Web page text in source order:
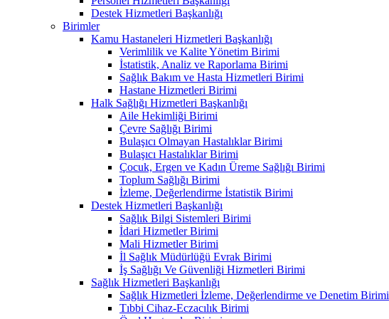
Destek Hizmetleri Başkanlığı
Birimler
Kamu Hastaneleri Hizmetleri Başkanlığı
Verimlilik ve Kalite Yönetim Birimi
İstatistik, Analiz ve Raporlama Birimi
Sağlık Bakım ve Hasta Hizmetleri Birimi
Hastane Hizmetleri Birimi
Halk Sağlığı Hizmetleri Başkanlığı
Aile Hekimliği Birimi
Çevre Sağlığı Birimi
Bulaşıcı Olmayan Hastalıklar Birimi
Bulaşıcı Hastalıklar Birimi
Çocuk, Ergen ve Kadın Üreme Sağlığı Birimi
Toplum Sağlığı Birimi
İzleme, Değerlendirme İstatistik Birimi
Destek Hizmetleri Başkanlığı
Sağlık Bilgi Sistemleri Birimi
İdari Hizmetler Birimi
Mali Hizmetler Birimi
İl Sağlık Müdürlüğü Evrak Birimi
İş Sağlığı Ve Güvenliği Hizmetleri Birimi
Sağlık Hizmetleri Başkanlığı
Sağlık Hizmetleri İzleme, Değerlendirme ve Denetim Birimi
Tıbbi Cihaz-Eczacılık Birimi